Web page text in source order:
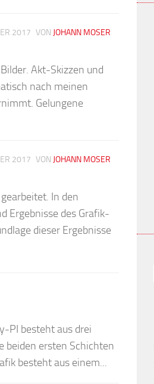
2017 VON JOHANN MOSER
Akt-Skizzen und
nach meinen
Gelungene
2017 VON JOHANN MOSER
In den
Ergebnisse des Grafik-
dieser Ergebnisse
PI besteht aus drei
beiden ersten Schichten
besteht aus einem...